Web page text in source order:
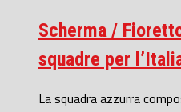
Scherma /
squadre per
La squadra azzurra